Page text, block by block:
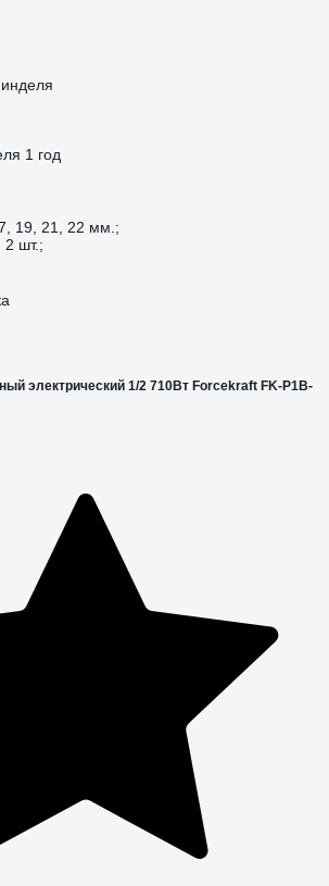
1 год
19, 21, 22 мм.;
2 шт.;
электрический 1/2 710Вт Forcekraft FK-P1B-